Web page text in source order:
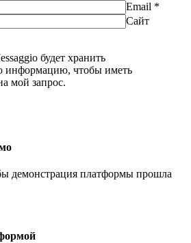
Email *
Сайт
будет хранить
информацию, чтобы иметь
мой запрос.
демонстрация платформы прошла